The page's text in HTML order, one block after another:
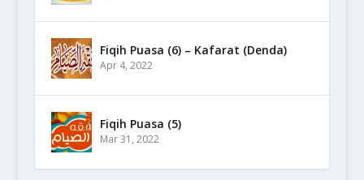
Fiqih Puasa (6) – Kafarat (Denda)
Apr 4, 2022
Fiqih Puasa (5)
Mar 31, 2022